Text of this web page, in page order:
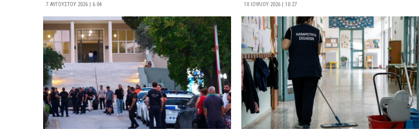
7 ΑΥΓΟΎΣΤΟΥ 2026 | 6:04 10 ΙΟΥΛΊΟΥ 2026 | 10:27